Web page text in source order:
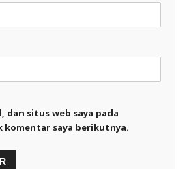
dan situs web saya pada
komentar saya berikutnya.